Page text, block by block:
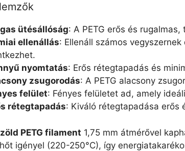
ütésállóság: A PETG erős és
ellenállás: Ellenáll számos
nyomtatás: Erős rétegtapadás és
zsugorodás: A PETG alacsony
felület: Fényes felületet ad, amely
rétegtapadás: Kiváló rétegtapadása erős
PETG filament 1,75 mm átmérővel
igényel (220-250°C), így